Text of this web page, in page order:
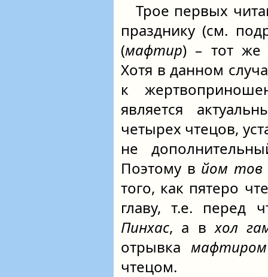
Трое первых
празднику (см.
(мафтир) – тот же
Хотя в данном
к
является
четырех чтецов,
не
Поэтому в йом тов
того, как пятеро
главу, т.е. перед
Пинхас, а вхол
отрывка мафтиром
чтецом.